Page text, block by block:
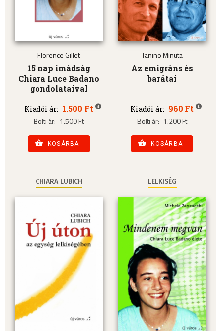
Florence Gillet
15 nap imádság
Chiara Luce Badano
gondolataival
Kiadói ár: 1.500 Ft
Bolti ár: 1.500 Ft
KOSÁRBA
Tanino Minuta
Az emigráns és
barátai
Kiadói ár: 960 Ft
Bolti ár: 1.200 Ft
KOSÁRBA
CHIARA LUBICH LELKISÉG